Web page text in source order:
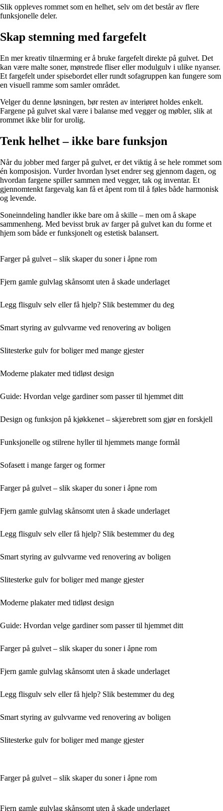
Slik oppleves rommet som en helhet, selv om det består av flere
funksjonelle deler.
Skap stemning med fargefelt
En mer kreativ tilnærming er å bruke fargefelt direkte på gulvet. Det
kan være malte soner, mønstrede fliser eller modulgulv i ulike nyanser.
Et fargefelt under spisebordet eller rundt sofagruppen kan fungere som
en visuell ramme som samler området.
Velger du denne løsningen, bør resten av interiøret holdes enkelt.
Fargene på gulvet skal være i balanse med vegger og møbler, slik at
rommet ikke blir for urolig.
Tenk helhet – ikke bare funksjon
Når du jobber med farger på gulvet, er det viktig å se hele rommet som
én komposisjon. Vurder hvordan lyset endrer seg gjennom dagen, og
hvordan fargene spiller sammen med vegger, tak og inventar. Et
gjennomtenkt fargevalg kan få et åpent rom til å føles både harmonisk
og levende.
Soneinndeling handler ikke bare om å skille – men om å skape
sammenheng. Med bevisst bruk av farger på gulvet kan du forme et
hjem som både er funksjonelt og estetisk balansert.
Farger på gulvet – slik skaper du soner i åpne rom
Fjern gamle gulvlag skånsomt uten å skade underlaget
Legg flisgulv selv eller få hjelp? Slik bestemmer du deg
Smart styring av gulvvarme ved renovering av boligen
Slitesterke gulv for boliger med mange gjester
Moderne plakater med tidløst design
Guide: Hvordan velge gardiner som passer til hjemmet ditt
Design og funksjon på kjøkkenet – skjærebrett som gjør en forskjell
Funksjonelle og stilrene hyller til hjemmets mange formål
Sofasett i mange farger og former
Farger på gulvet – slik skaper du soner i åpne rom
Fjern gamle gulvlag skånsomt uten å skade underlaget
Legg flisgulv selv eller få hjelp? Slik bestemmer du deg
Smart styring av gulvvarme ved renovering av boligen
Slitesterke gulv for boliger med mange gjester
Moderne plakater med tidløst design
Guide: Hvordan velge gardiner som passer til hjemmet ditt
Farger på gulvet – slik skaper du soner i åpne rom
Fjern gamle gulvlag skånsomt uten å skade underlaget
Legg flisgulv selv eller få hjelp? Slik bestemmer du deg
Smart styring av gulvvarme ved renovering av boligen
Slitesterke gulv for boliger med mange gjester
Farger på gulvet – slik skaper du soner i åpne rom
Fjern gamle gulvlag skånsomt uten å skade underlaget